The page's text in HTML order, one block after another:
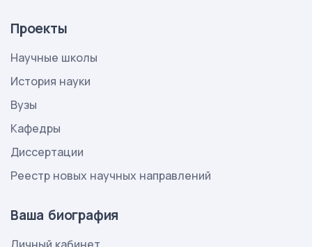
Проекты
Научные школы
История науки
Вузы
Кафедры
Диссертации
Реестр новых научных направлений
Ваша биография